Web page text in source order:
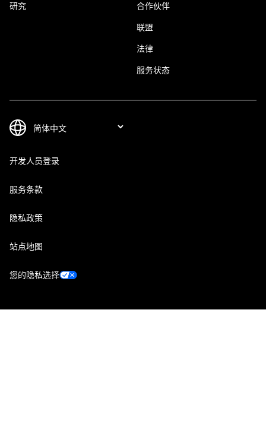
研究 合作伙伴
联盟
法律
服务状态
开发人员登录
服务条款
隐私政策
站点地图
您的隐私选择